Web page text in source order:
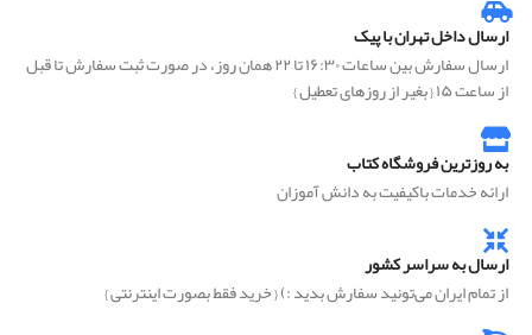
ارسال داخل تهران با پیک
ارسال سفارش بین ساعات ۱۶:۳۰ تا ۲۲ همان روز، در صورت ثبت سفارش تا قبل
از ساعت ۱۵ { بغیر از روزهای تعطیل }
به روزترین فروشگاه کتاب
ارائه خدمات باکیفیت به دانش آموزان
ارسال به سراسر کشور
از تمام ایران می‌تونید سفارش بدید :) { خرید فقط بصورت اینترنتی }